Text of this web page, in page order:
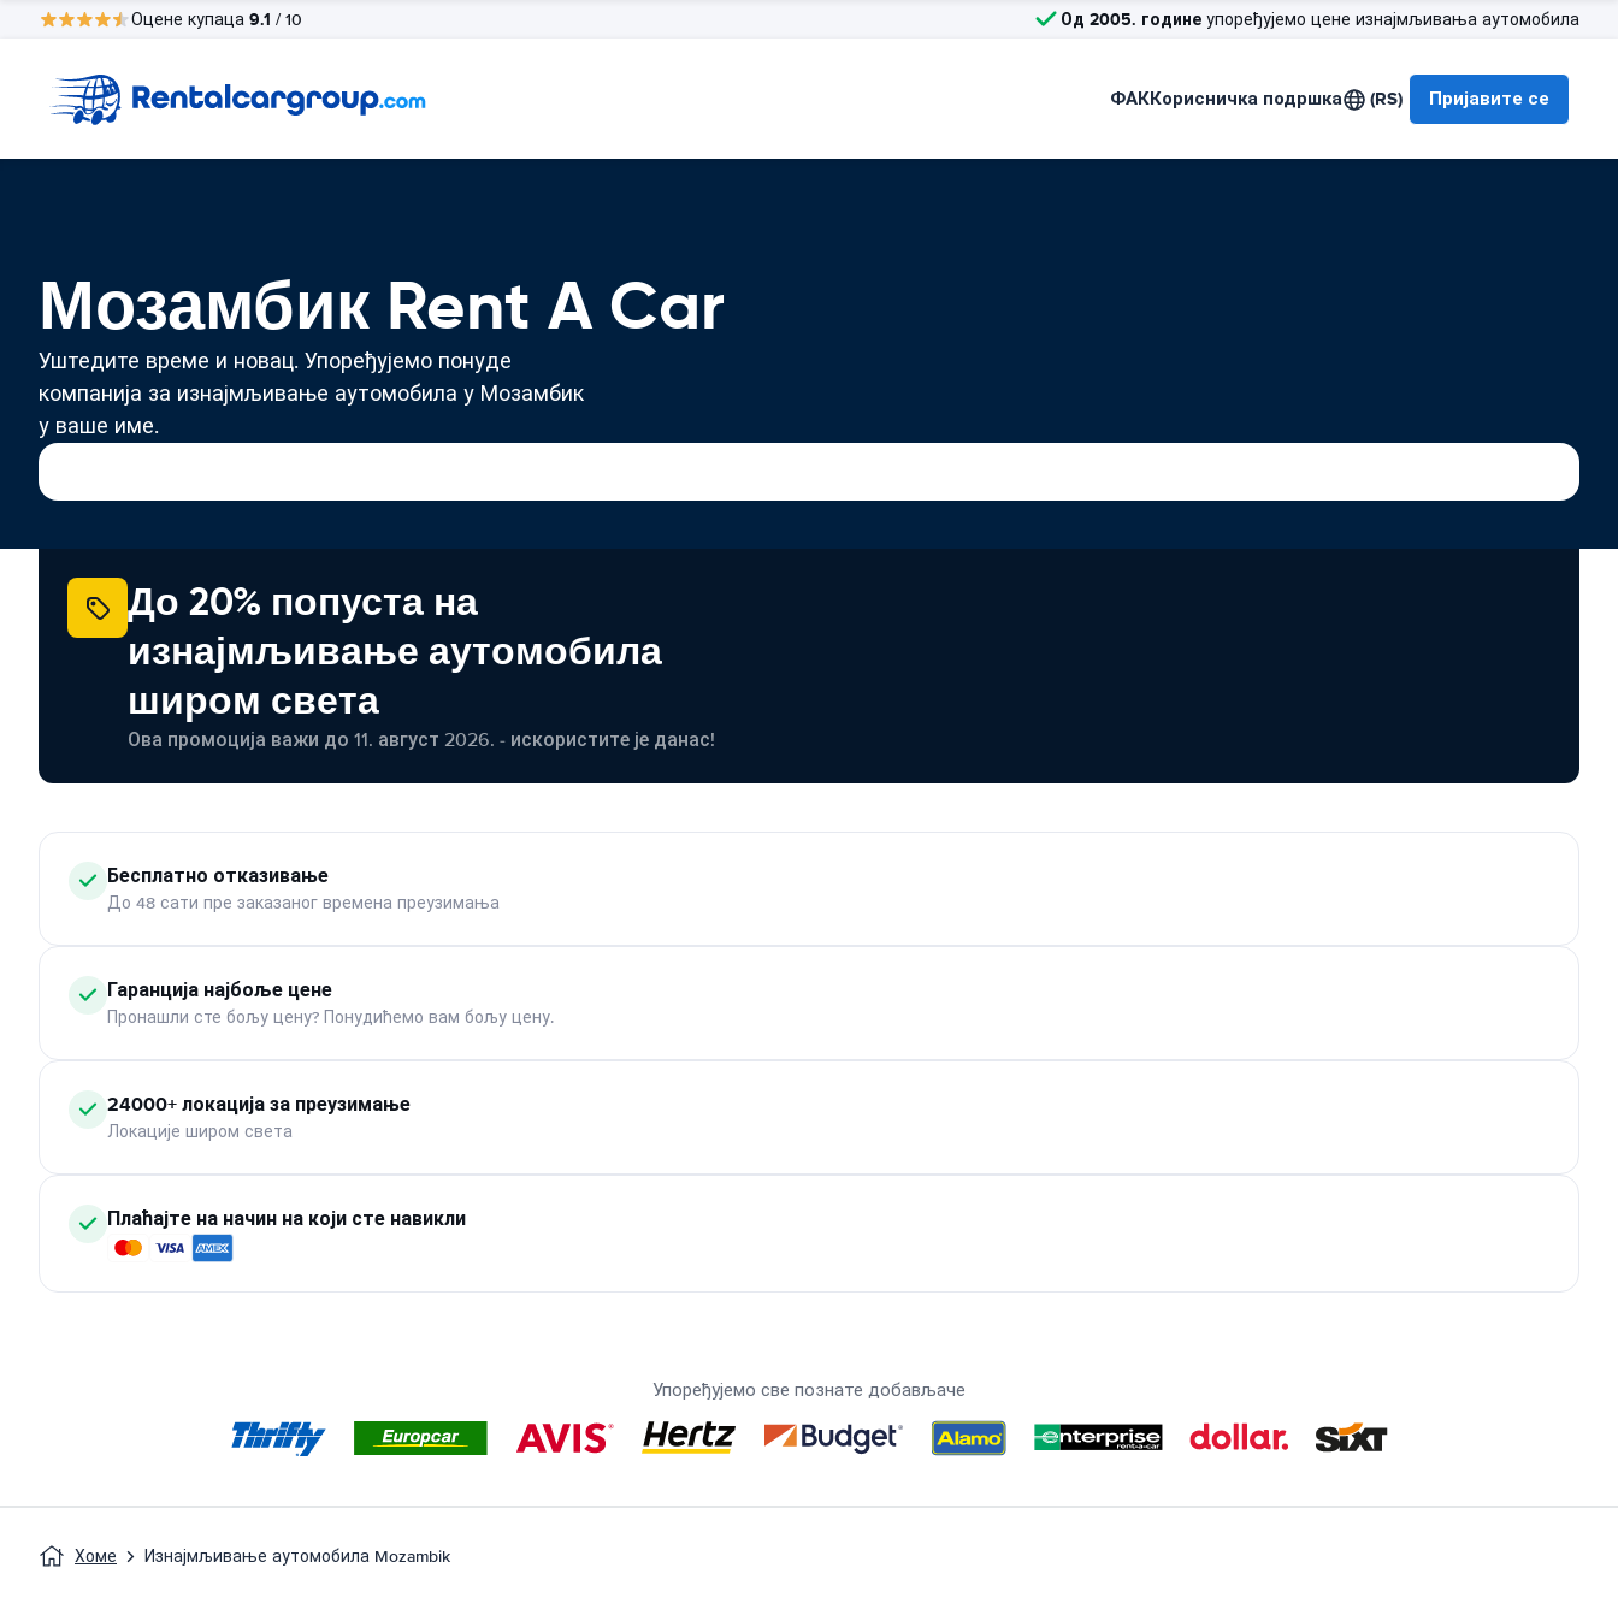
Оцене купаца 9.1 / 10 Од 2005. године упоређујемо цене изнајмљивања аутомобила
ФАККорисничка подршка (RS) Пријавите се
Мозамбик Rent A Car
Уштедите време и новац. Упоређујемо понуде
компанија за изнајмљивање аутомобила у Мозамбик
у ваше име.
До 20% попуста на
изнајмљивање аутомобила
широм света
Ова промоција важи до 11. август 2026. - искористите је данас!
Бесплатно отказивање
До 48 сати пре заказаног времена преузимања
Гаранција најбоље цене
Пронашли сте бољу цену? Понудићемо вам бољу цену.
24000+ локација за преузимање
Локације широм света
Плаћајте на начин на који сте навикли
Упоређујемо све познате добављаче
Хоме Изнајмљивање аутомобила Mozambik